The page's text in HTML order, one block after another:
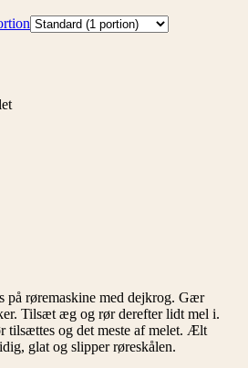
Portioner
på røremaskine med dejkrog. Gær
Tilsæt æg og rør derefter lidt mel i.
tilsættes og det meste af melet. Ælt
glat og slipper røreskålen.